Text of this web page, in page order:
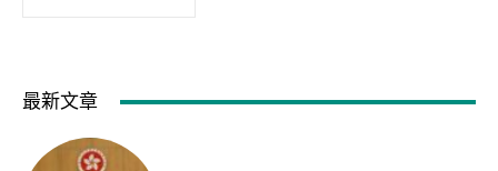
最新文章